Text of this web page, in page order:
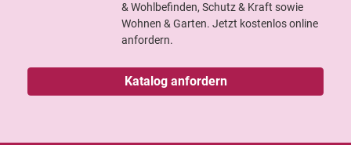
& Wohlbefinden, Schutz & Kraft sowie
Wohnen & Garten. Jetzt kostenlos online
anfordern.
Katalog anfordern